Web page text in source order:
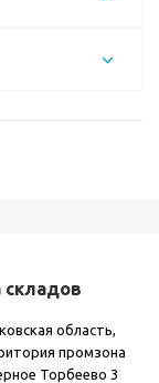
область,
промзона
Торбеево 3